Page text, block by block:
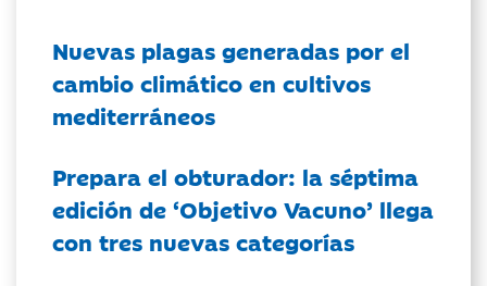
Nuevas plagas generadas por el
cambio climático en cultivos
mediterráneos
Prepara el obturador: la séptima
edición de ‘Objetivo Vacuno’ llega
con tres nuevas categorías